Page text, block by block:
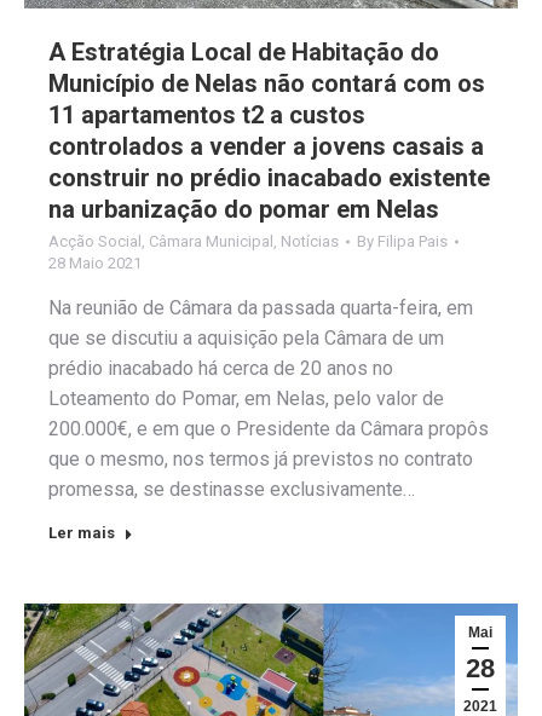
A Estratégia Local de Habitação do
Município de Nelas não contará com os
11 apartamentos t2 a custos
controlados a vender a jovens casais a
construir no prédio inacabado existente
na urbanização do pomar em Nelas
Acção Social Câmara Municipal Notícias By Filipa Pais
28 Maio 2021
Na reunião de Câmara da passada quarta-feira, em
que se discutiu a aquisição pela Câmara de um
prédio inacabado há cerca de 20 anos no
Loteamento do Pomar, em Nelas, pelo valor de
200.000€, e em que o Presidente da Câmara propôs
que o mesmo, nos termos já previstos no contrato
promessa, se destinasse exclusivamente…
Ler mais
Mai
28
2021